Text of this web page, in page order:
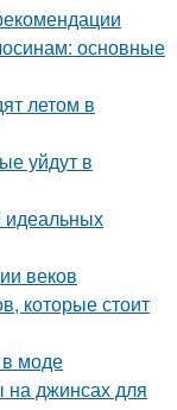
основные
летом в
уйдут в
идеальных
веков
которые стоит
в моде
на джинсах для